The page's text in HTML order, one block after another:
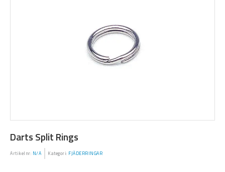
Darts Split Rings
Artikelnr: N/A Kategori: FJÄDERRINGAR